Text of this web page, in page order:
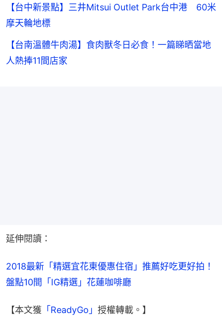
【台中新景點】三井Mitsui Outlet Park台中港 60米
摩天輪地標
【台南溫體牛肉湯】食肉獸冬日必食！一篇睇晒當地
人熱捧11間店家
延伸閱讀：
2018最新「精選宜花東優惠住宿」推薦好吃更好拍！
盤點10間「IG精選」花蓮咖啡廳
【本文獲 「ReadyGo」 授權轉載。】